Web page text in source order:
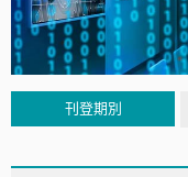
刊登期別